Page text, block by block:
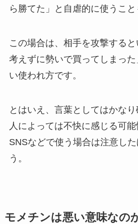
ら勝てた」と自虐的に使うこと
この場合は、相手を攻撃すると
考えずに勢いで買ってしまっ
い使われ方です。
とはいえ、言葉としてはかなり
人によっては不快に感じる可能
SNSなどで使う場合は注意し
う。
モメチンは悪い意味なの